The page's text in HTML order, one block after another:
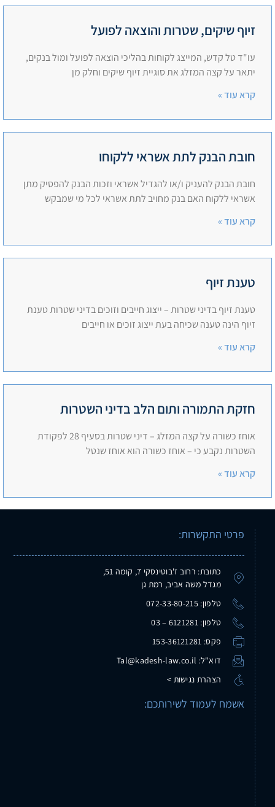
זיוף שיקים, שטרות והוצאה לפועל
עו"ד טל קדש, המייצג לקוחות בהליכי הוצאה לפועל ומול בנקים,
יתאר על קצה המזלג את סוגיית זיוף שיקים וחלק מן
קרא עוד »
חובת הבנק לתת אשראי ללקוחו
חובת הבנק להעניק ו/או להגדיל אשראי וזכות הבנק להפסיק מתן
אשראי ללקוח האם בנק מחויב לתת אשראי לכל מי שמבקש
קרא עוד »
טענת זיוף
טענת זיוף בדיני שטרות – ייצוג חייבים וזוכים בדיני שטרות טענת
זיוף הינה טענה שכיחה בעת ייצוג זוכים או חייבים
קרא עוד »
חזקת התמורה ותום הלב בדיני השטרות
אוחז כשורה על קצה המזלג – דיני שטרות בסעיף 28 לפקודת
השטרות נקבע כי – אוחז כשורה הוא אוחז שנטל
קרא עוד »
פרטי התקשרות:
כתובת: רחוב ז'בוטינסקי 7, קומה 51,
מגדל משה אביב, רמת גן
טלפון: 072-33-80-215
טלפון: 6121281 – 03
פקס: 153-36121281
דוא"ל: Tal@kadesh-law.co.il
הצהרת נגישות >
אשמח לעמוד לשירותכם: